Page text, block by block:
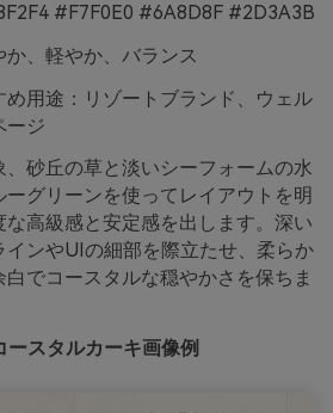
#F7F0E0 #6A8D8F #2D3A3B
か、軽やか、バランス
め用途：リゾートブランド、ウェル
ージ
砂丘の草と淡いシーフォームの水
グリーンを使ってレイアウトを明
な高級感と安定感を出します。深い
インやUIの細部を際立たせ、柔らか
でコースタルな穏やかさを保ちま
スタルカーキ画像例